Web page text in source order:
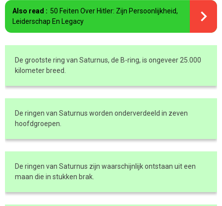
Also read : 50 Feiten Over Hitler: Zijn Persoonlijkheid,
Leiderschap En Legacy
De grootste ring van Saturnus, de B-ring, is ongeveer 25.000
kilometer breed.
De ringen van Saturnus worden onderverdeeld in zeven
hoofdgroepen.
De ringen van Saturnus zijn waarschijnlijk ontstaan uit een
maan die in stukken brak.